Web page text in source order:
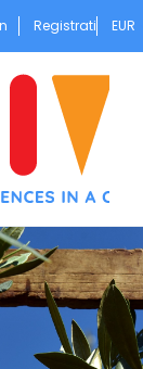
Registrati EUR